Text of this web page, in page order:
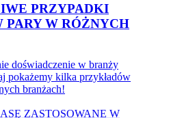
PRZYPADKI
PARY W RÓŻNYCH
doświadczenie w branży
pokażemy kilka przykładów
branżach!